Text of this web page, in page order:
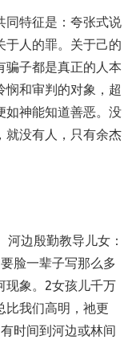
同特征是：夸张式说
于人的罪。关于己的
骗子都是真正的人本
悯和审判的对象，超
如神能知道善恶。没
就没有人，只有余杰
河边殷勤教导儿女：
脸一辈子写那么多
现象。2女孩儿千万
比我们高明，祂更
时间到河边或林间